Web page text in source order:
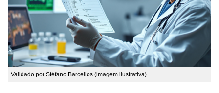
Validado por Stéfano Barcellos (imagem ilustrativa)